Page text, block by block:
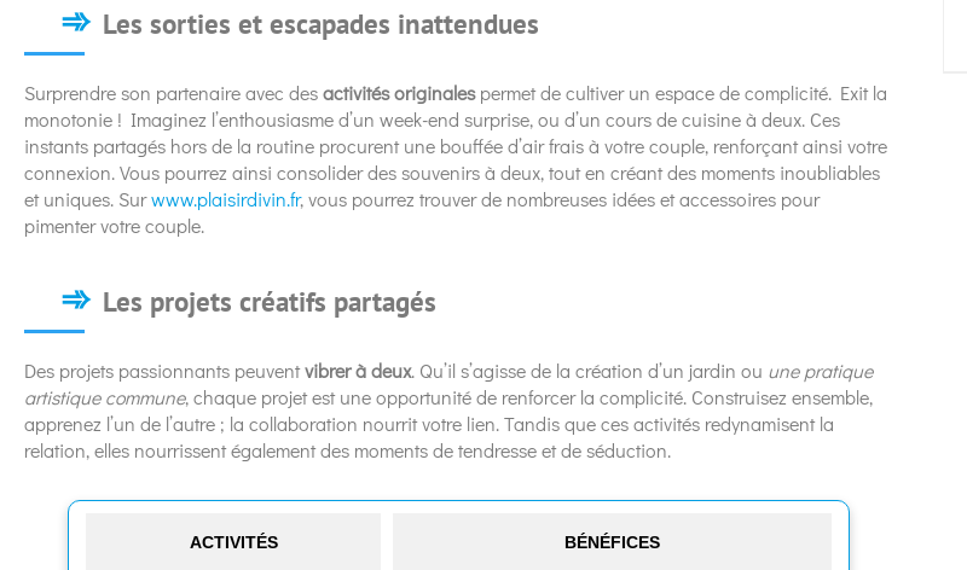
Les sorties et escapades inattendues
Surprendre son partenaire avec desactivités originalespermet de cultiver un espace de complicité. Exit la
monotonie ! Imaginez l’enthousiasme d’un week-end surprise, ou d’un cours de cuisine à deux. Ces
instants partagés hors de la routine procurent une bouffée d’air frais à votre couple, renforçant ainsi votre
connexion. Vous pourrez ainsi consolider des souvenirs à deux, tout en créant des moments inoubliables
et uniques. Surwww.plaisirdivin.fr, vous pourrez trouver de nombreuses idées et accessoires pour
pimenter votre couple.
Les projets créatifs partagés
Des projets passionnants peuventvibrer à deux. Qu’il s’agisse de la création d’un jardin ou une pratique
artistique commune, chaque projet est une opportunité de renforcer la complicité. Construisez ensemble,
apprenez l’un de l’autre ; la collaboration nourrit votre lien. Tandis que ces activités redynamisent la
relation, elles nourrissent également des moments de tendresse et de séduction.
ACTIVITÉS BÉNÉFICES